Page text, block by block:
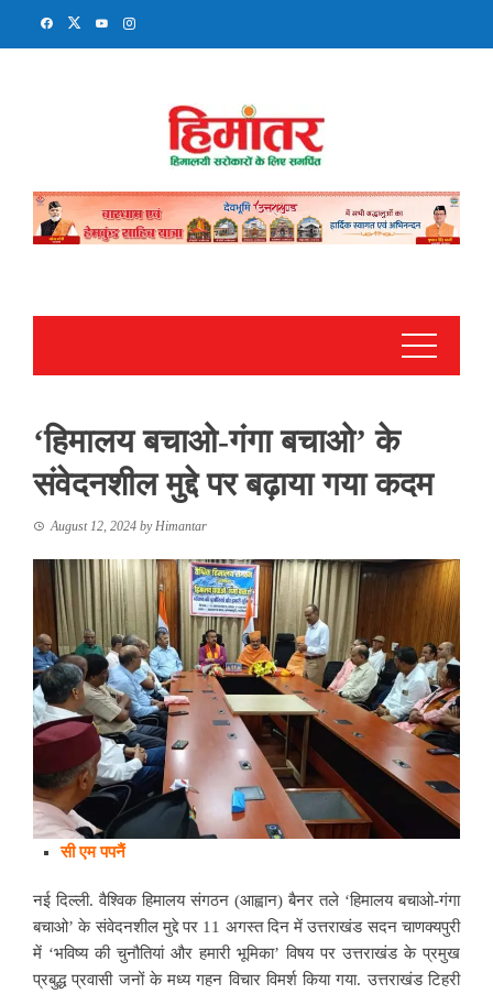
‘हिमालय बचाओ-गंगा बचाओ’ के
संवेदनशील मुद्दे पर बढ़ाया गया कदम
August 12, 2024 byHimantar
सी एम पपनैं
नई दिल्ली. वैश्विक हिमालय संगठन (आह्वान) बैनर तले ‘हिमालय बचाओ-गंगा
बचाओ’ के संवेदनशील मुद्दे पर 11 अगस्त दिन में उत्तराखंड सदन चाणक्यपुरी
में ‘भविष्य की चुनौतियां और हमारी भूमिका’ विषय पर उत्तराखंड के प्रमुख
प्रबुद्ध प्रवासी जनों के मध्य गहन विचार विमर्श किया गया. उत्तराखंड टिहरी